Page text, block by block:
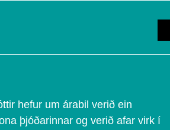
hefur um árabil verið ein
þjóðarinnar og verið afar virk í